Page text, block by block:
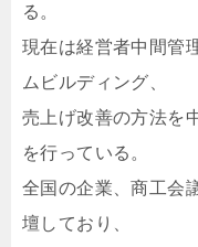
る。
現在は経営者中間管
ムビルディング、
売上げ改善の方法を
を行っている。
全国の企業、商工会
壇しており、